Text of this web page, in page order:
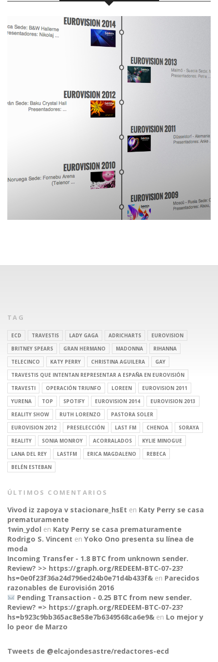
CONNECT
TAG
ECD TRAVESTIS LADY GAGA ADRICHARTS
EUROVISION
BRITNEY SPEARS
GRAN HERMANO MADONNA
RIHANNA
TELECINCO
KATY PERRY CHRISTINA AGUILERA
GAY
TRAVESTIS QUE INTENTAN REPRESENTAR A ESPAÑA EN EUROVISIÓN
TRAVESTI
OPERACIÓN TRIUNFO LOREEN
EUROVISION 2011
YURENA
TOP SPOTIFY EUROVISION 2014
EUROVISION 2013
REALITY SHOW
RUTH LORENZO
PASTORA SOLER
EUROVISION 2012
PRESELECCIÓN LAST FM CHENOA
SORAYA
REALITY
SONIA MONROY ACORRALADOS
KYLIE MINOGUE
LANA DEL REY
LASTFM ERICA MAGDALENO
REBECA
BELÉN ESTEBAN
ÚLTIMOS COMENTARIOS
Vivod iz zapoya v stacionare_hsEt en Katy Perry se casa
prematuramente
1win_ydol en Katy Perry se casa prematuramente
Rodrigo S. Vincent en Yoko Ono presenta su línea de
moda
Incoming Transfer - 1.8 BTC from unknown sender.
Review? >> https://graph.org/REDEEM-BTC-07-23?
hs=0e0f23f36a24d796ed24b0e71d4b433f& en Parecidos
razonables de Eurovisión 2016
Pending Transaction - 0.25 BTC from new sender.
Review? => https://graph.org/REDEEM-BTC-07-23?
hs=b923c9bb365ac8e58e7b6349568ca6e9& en Lo mejor y
lo peor de Marzo
Tweets de @elcajondesastre/redactores-ecd